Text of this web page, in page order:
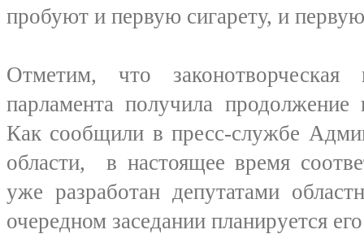
пробуют и первую сигарету, и
Отметим, что законотворческая
парламента получила продолжение
Как сообщили в пресс-службе
области, в настоящее время
уже разработан депутатами
очередном заседании планируется